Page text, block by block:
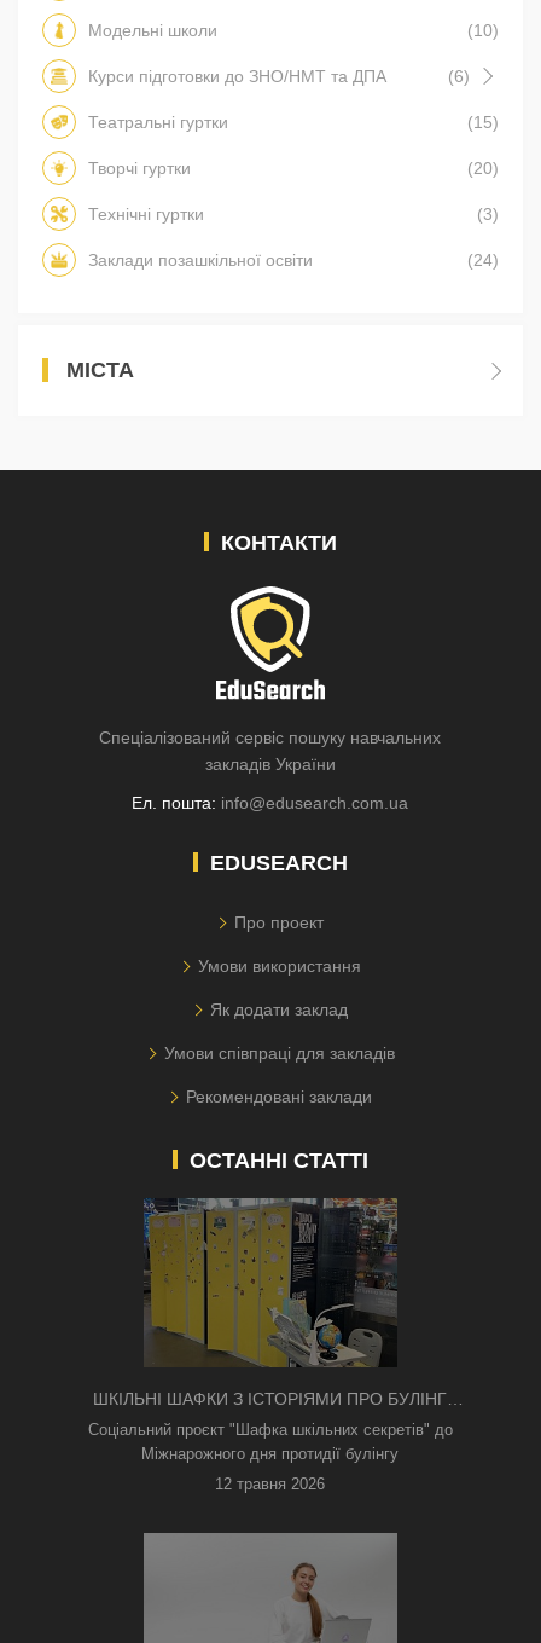
Модельні школи (10)
Курси підготовки до ЗНО/НМТ та ДПА (6)
Театральні гуртки (15)
Творчі гуртки (20)
Технічні гуртки (3)
Заклади позашкільної освіти (24)
МІСТА
КОНТАКТИ
Спеціалізований сервіс пошуку навчальних
закладів України
Ел. пошта: info@edusearch.com.ua
EDUSEARCH
Про проект
Умови використання
Як додати заклад
Умови співпраці для закладів
Рекомендовані заклади
ОСТАННІ СТАТТІ
ШКІЛЬНІ ШАФКИ З ІСТОРІЯМИ ПРО БУЛІНГ
З'ЯВИЛИСЯ В КИЄВІ
Соціальний проєкт "Шафка шкільних секретів" до
Міжнарожного дня протидії булінгу
12 травня 2026